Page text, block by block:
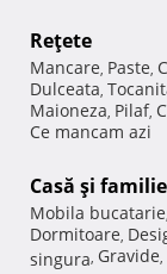
Reţete
Mancare, Paste,
Dulceata,
Maioneza, Pilaf,
Ce mancam azi
Casă şi familie
Mobila bucatarie,
Dormitoare,
singura, Gravide,